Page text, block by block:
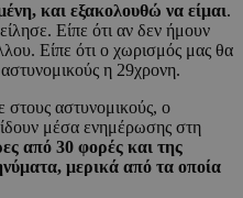
και εξακολουθώ να είμαι.
Είπε ότι αν δεν ήμουν
Είπε ότι ο χωρισμός μας θα
η 29χρονη.
στους αστυνομικούς, ο
μέσα ενημέρωσης στη
από 30 φορές και της
μερικά από τα οποία